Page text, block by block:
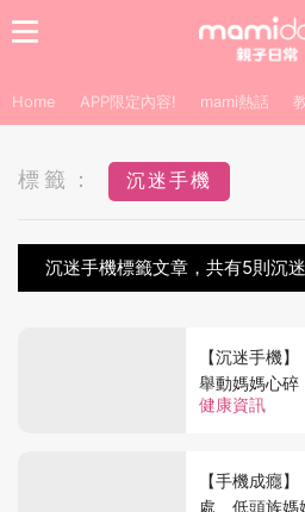
Home APP限定內容! mami熱話
標籤： 沉迷手機
沉迷手機標籤文章，共有5則沉
健康資訊
【沉迷手機
舉動媽媽心
機上癮
【手機成癮
處 低頭族媽